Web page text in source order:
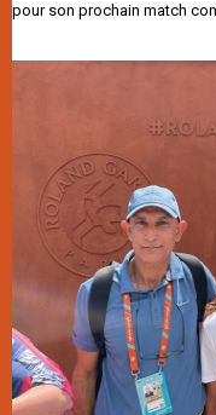
pour son prochain match